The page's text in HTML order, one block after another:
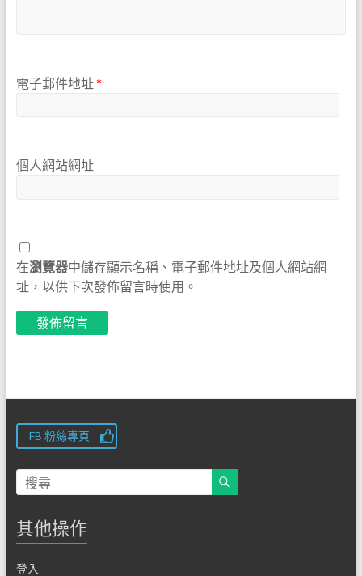
電子郵件地址*
個人網站網址
在瀏覽器中儲存顯示名稱、電子郵件地址及個人網站網
址，以供下次發佈留言時使用。
FB 粉絲專頁
其他操作
登入